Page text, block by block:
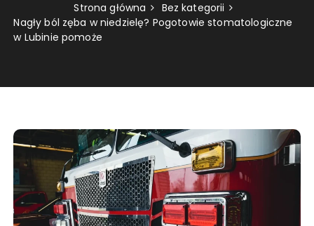
Strona główna
Bez kategorii
Nagły ból zęba w niedzielę? Pogotowie stomatologiczne
w Lubinie pomoże